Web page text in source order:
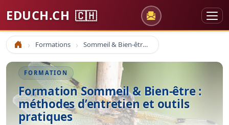
EDUCH.CH 🇨🇭
Accueil Formations Sommeil & Bien-être : méthodes d’entretien et outils pratiques
FORMATION
Formation Sommeil & Bien-être :
méthodes d’entretien et outils
pratiques